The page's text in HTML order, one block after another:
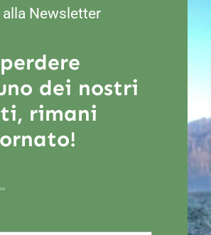
Newsletter
dei nostri
rimani